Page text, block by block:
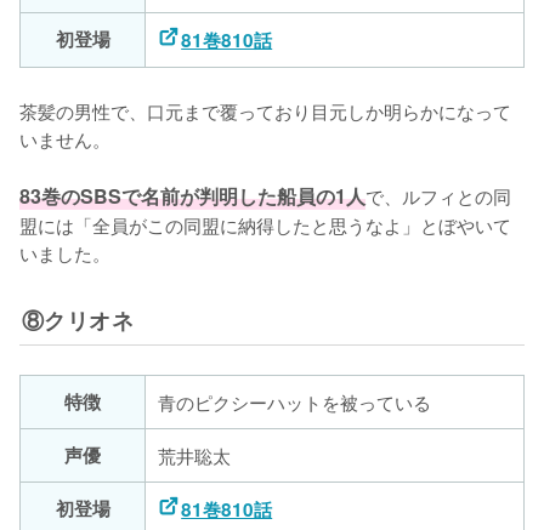
初登場
81巻810話
茶髪の男性で、口元まで覆っており目元しか明らかになって
いません。
83巻のSBSで名前が判明した船員の1人で、ルフィとの同
盟には「全員がこの同盟に納得したと思うなよ」とぼやいて
いました。
⑧クリオネ
特徴
青のピクシーハットを被っている
声優
荒井聡太
初登場
81巻810話